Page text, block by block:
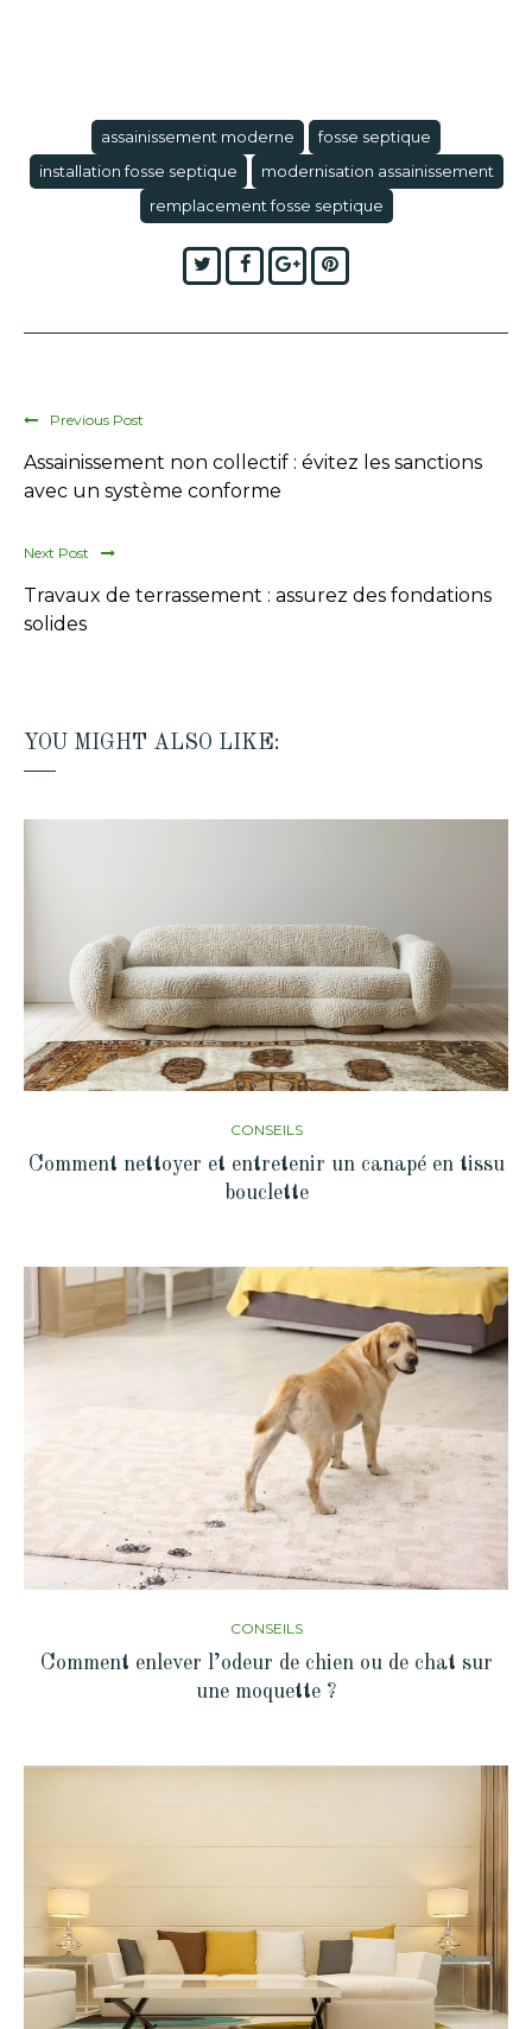
assainissement moderne
fosse septique
installation fosse septique
modernisation assainissement
remplacement fosse septique
TwitterFacebook
Google+Pinterest
Previous Post
Assainissement non collectif : évitez les sanctions
avec un système conforme
Next Post
Travaux de terrassement : assurez des fondations
solides
YOU MIGHT ALSO LIKE:
CONSEILS
Comment nettoyer et entretenir un canapé en tissu
bouclette
CONSEILS
Comment enlever l’odeur de chien ou de chat sur
une moquette ?